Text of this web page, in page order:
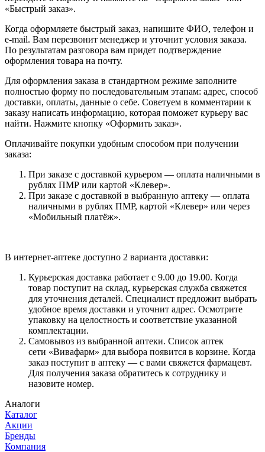
«Быстрый заказ».
Когда оформляете быстрый заказ, напишите ФИО, телефон и
e-mail. Вам перезвонит менеджер и уточнит условия заказа.
По результатам разговора вам придет подтверждение
оформления товара на почту.
Для оформления заказа в стандартном режиме заполните
полностью форму по последовательным этапам: адрес, способ
доставки, оплаты, данные о себе. Советуем в комментарии к
заказу написать информацию, которая поможет курьеру вас
найти. Нажмите кнопку «Оформить заказ».
Оплачивайте покупки удобным способом при получении
заказа:
При заказе с доставкой курьером — оплата наличными в
рублях ПМР или картой «Клевер».
При заказе с доставкой в выбранную аптеку — оплата
наличными в рублях ПМР, картой «Клевер» или через
«Мобильный платёж».
В интернет-аптеке доступно 2 варианта доставки:
Курьерская доставка работает с 9.00 до 19.00. Когда
товар поступит на склад, курьерская служба свяжется
для уточнения деталей. Специалист предложит выбрать
удобное время доставки и уточнит адрес. Осмотрите
упаковку на целостность и соответствие указанной
комплектации.
Самовывоз из выбранной аптеки. Список аптек
сети «Вивафарм» для выбора появится в корзине. Когда
заказ поступит в аптеку — с вами свяжется фармацевт.
Для получения заказа обратитесь к сотруднику и
назовите номер.
Аналоги
Каталог
Акции
Бренды
Компания